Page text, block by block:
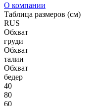
О компании
Таблица размеров (см)
RUS
Обхват
груди
Обхват
талии
Обхват
бедер
40
80
60